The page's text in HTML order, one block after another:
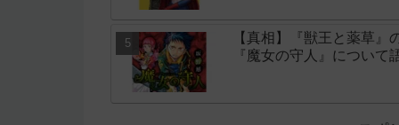
【真相】『獣王と薬草
『魔女の守人』について